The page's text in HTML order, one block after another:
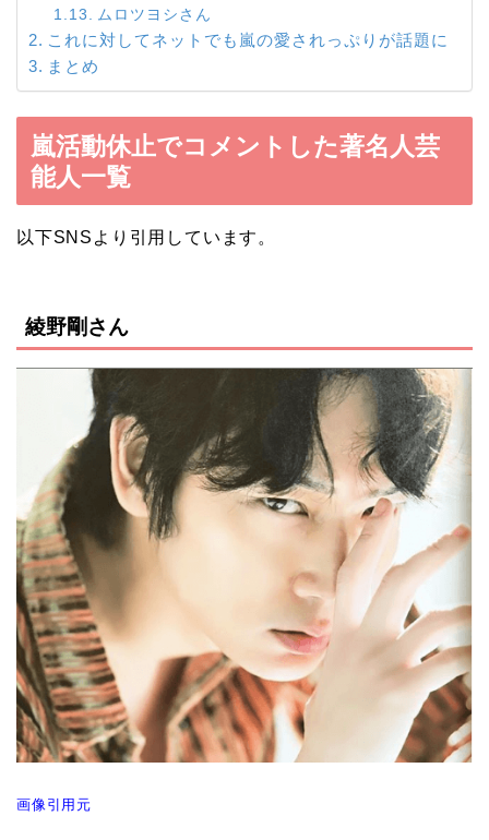
ムロツヨシさん
これに対してネットでも嵐の愛されっぷりが話題に
まとめ
嵐活動休止でコメントした著名人芸
能人一覧
以下SNSより引用しています。
綾野剛さん
画像引用元